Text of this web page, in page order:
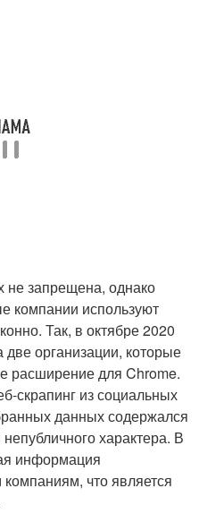
не запрещена, однако
компании используют
Так, в октябре 2020
две организации, которые
расширение для Chrome.
скрапинг из социальных
данных содержался
непубличного характера. В
информация
что является